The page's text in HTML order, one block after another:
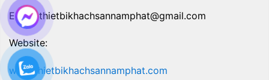
Email: thietbikhachsannamphat@gmail.com
Website:
www.thietbikhachsannamphat.com